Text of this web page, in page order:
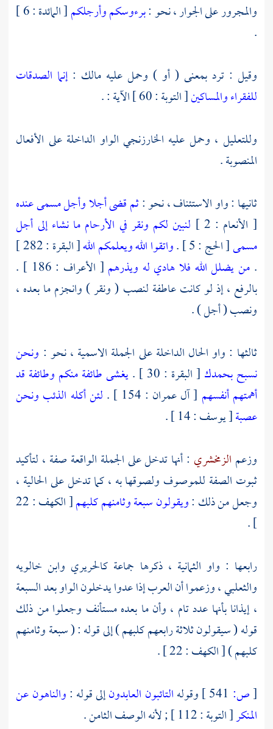
والمجرور على الجوار ، نحو :برءوسكم وأرجلكم
[ المائدة : 6 ]
.
وقيل : ترد بمعنى ( أو ) وحمل عليه مالك :إنما الصدقات
للفقراء والمساكين[ التوبة : 60 ] الآية : .
وللتعليل ، وحمل عليه الخارزنجي الواو الداخلة على الأفعال
المنصوبة .
ثانيها : واو الاستئناف ، نحو :ثم قضى أجلا وأجل مسمى عنده
[ الأنعام : 2 ]
لنبين لكم ونقر في الأرحام ما نشاء إلى أجل
مسمى[ الحج : 5 ] . واتقوا الله ويعلمكم الله
[ البقرة : 282 ]
. من يضلل الله فلا هادي له ويذرهم
[ الأعراف : 186 ] .
بالرفع ، إذ لو كانت عاطفة لنصب ( ونقر ) وانجزم ما بعده ،
ونصب ( أجل ) .
ثالثها : واو الحال الداخلة على الجملة الاسمية ، نحو : ونحن
نسبح بحمدك [ البقرة : 30 ] .
يغشى طائفة منكم وطائفة قد
أهمتهم أنفسهم [ آل عمران : 154 ] .
لئن أكله الذئب ونحن
عصبة[ يوسف : 14 ] .
وزعم الزمخشري : أنها تدخل على الجملة الواقعة صفة ، لتأكيد
ثبوت الصفة للموصوف ولصوقها به ، كما تدخل على الحالية ،
وجعل من ذلك :ويقولون سبعة وثامنهم كلبهم
[ الكهف : 22
] .
رابعها : واو الثمانية ، ذكرها جماعة كالحريري وابن خالويه
والثعلبي ،وزعموا أن العرب إذا عدوا يدخلون الواو بعد السبعة
، إيذانا بأنها عدد تام ، وأن ما بعده مستأنف وجعلوا من ذلك
قوله ( سيقولون ثلاثة رابعهم كلبهم ) إلى قوله : ( سبعة وثامنهم
كلبهم ) [ الكهف : 22 ] .
[ص: وقولهالتائبون العابدونإلى قوله :والناهون عن
المنكر[ التوبة : 112 ] ; لأنه الوصف الثامن .